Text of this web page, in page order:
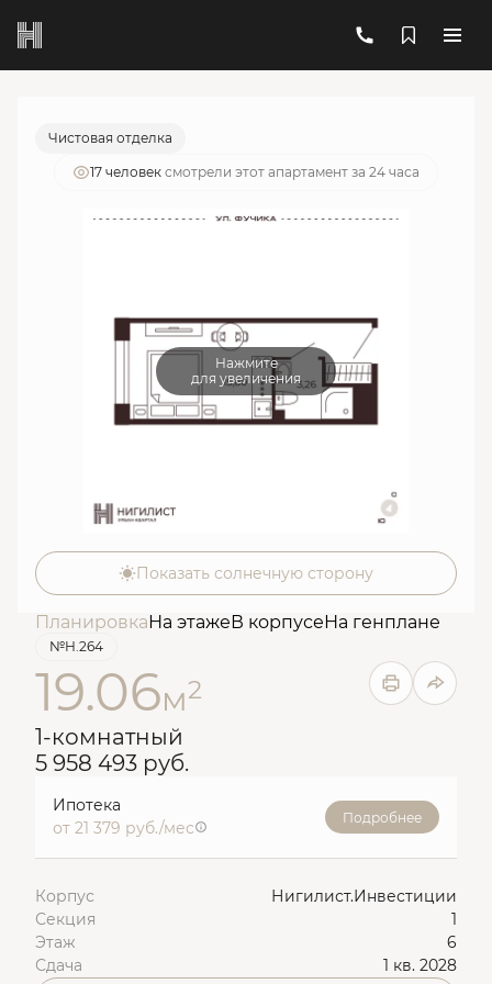
1-комнатный 5 958 493 руб.
Ипотека
Чистовая отделка
17 человек смотрели этот апартамент за 24 часа
Нажмите
для увеличения
Показать солнечную сторону
ПланировкаНа этажеВ корпусеНа генплане
№Н.264
19.06м2
1-комнатный
5 958 493 руб.
Ипотека
от 21 379 руб./мес
Подробнее
Корпус
Нигилист.Инвестиции
Секция
1
Этаж
6
Сдача
1 кв. 2028